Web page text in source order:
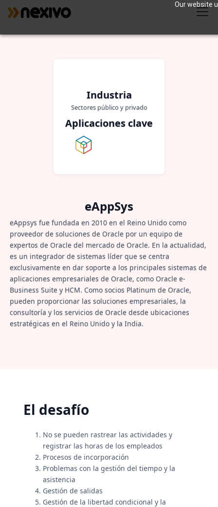
Our website
Industria
Sectores público y privado
Aplicaciones clave
eAppSys
eAppsys fue fundada en 2010 en el Reino Unido como
proveedor de soluciones de Oracle por un equipo de
expertos de Oracle del mercado de Oracle. En la actualidad,
es un integrador de sistemas líder que se centra
exclusivamente en dar soporte a los principales sistemas de
aplicaciones empresariales de Oracle, como Oracle e-
Business Suite y HCM. Como socios Platinum de Oracle,
pueden proporcionar las soluciones empresariales, la
consultoría y los servicios de Oracle desde ubicaciones
estratégicas en el Reino Unido y la India.
El desafío
No se pueden rastrear las actividades y
registrar las horas de los empleados
Procesos de incorporación
Problemas con la gestión del tiempo y la
asistencia
Gestión de salidas
Gestión de la libertad condicional y la